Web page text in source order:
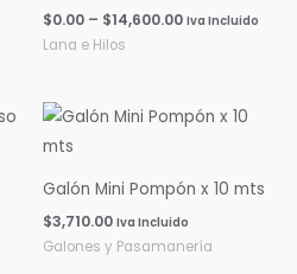
$0.00 – $14,600.00 Iva Incluido
Lana e Hilos
Galón Mini Pompón x 10 mts
$3,710.00 Iva Incluido
Galones y Pasamanería